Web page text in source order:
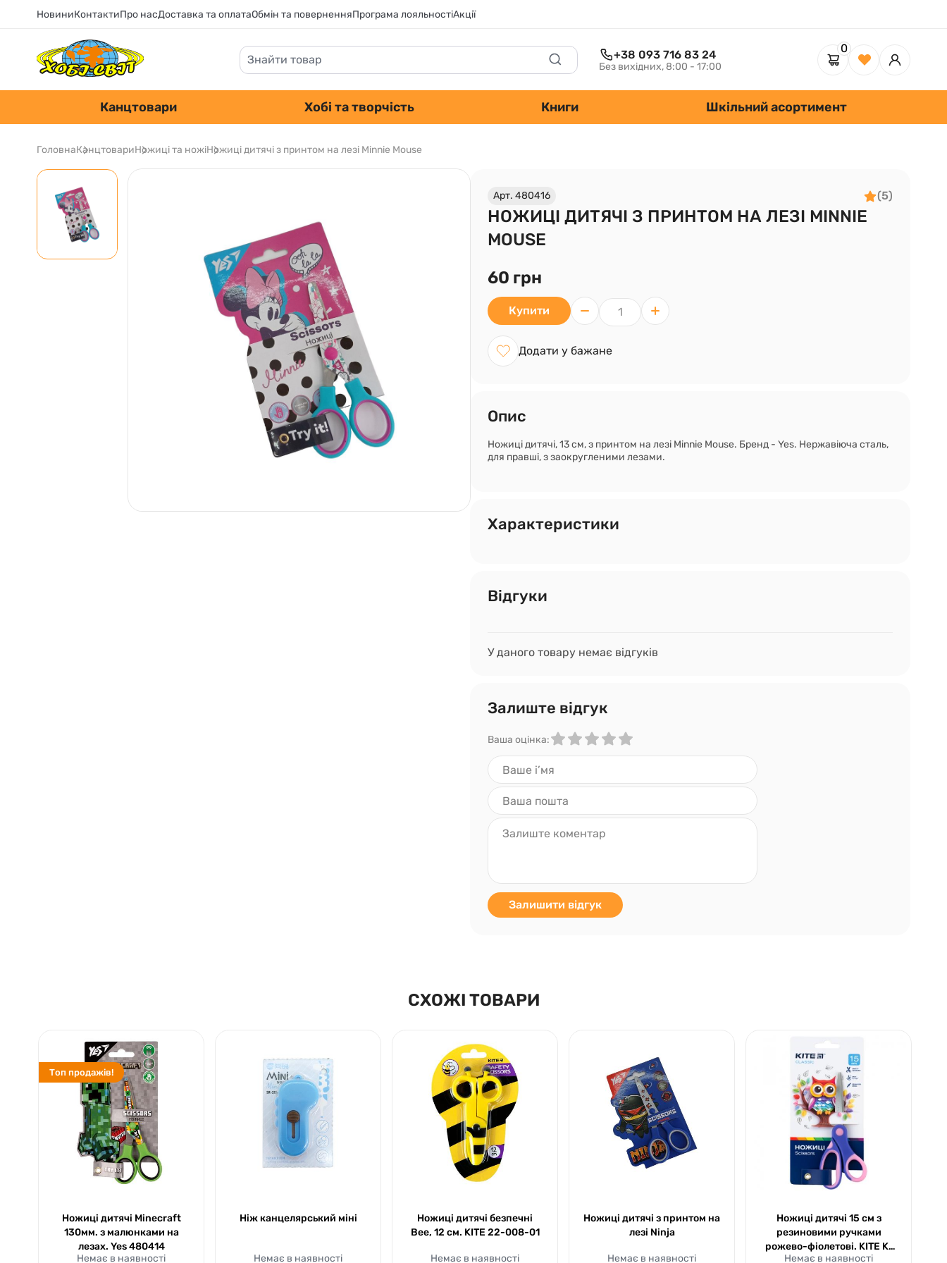
НовиниКонтактиПро насДоставка та оплатаОбмін та поверненняПрограма лояльностіАкції
+38 093 716 83 24
Без вихідних, 8:00 - 17:00
0
Канцтовари Хобі та творчість Книги Шкільний асортимент
ГоловнаКанцтовариНожиці та ножіНожиці дитячі з принтом на лезі Minnie Mouse
Арт. 480416 (5)
НОЖИЦІ ДИТЯЧІ З ПРИНТОМ НА ЛЕЗІ MINNIE
MOUSE
60 грн
Купити
Додати у бажане
Опис
Ножиці дитячі, 13 см, з принтом на лезі Minnie Mouse. Бренд - Yes. Нержавіюча сталь,
для правші, з заокругленими лезами.
Характеристики
Відгуки
У даного товару немає відгуків
Залиште відгук
Ваша оцінка:
Залишити відгук
СХОЖІ ТОВАРИ
Топ продажів!
Ножиці дитячі Minecraft
130мм. з малюнками на
лезах. Yes 480414
Немає в наявності
Ніж канцелярський міні
Немає в наявності
Ножиці дитячі безпечні
Bee, 12 см. KITE 22-008-01
Немає в наявності
Ножиці дитячі з принтом на
лезі Ninja
Немає в наявності
Ножиці дитячі 15 см з
резиновими ручками
рожево-фіолетові. KITE K-
126-1
Немає в наявності